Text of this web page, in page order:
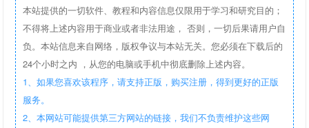
本站提供的一切软件、教程和内容信息仅限用于学习和研究目的；
不得将上述内容用于商业或者非法用途， 否则，一切后果请用户自
负。本站信息来自网络，版权争议与本站无关。您必须在下载后的
24个小时之内 ，从您的电脑或手机中彻底删除上述内容。
1、如果您喜欢该程序，请支持正版，购买注册，得到更好的正版
服务。
2、本网站可能提供第三方网站的链接，我们不负责维护这些网